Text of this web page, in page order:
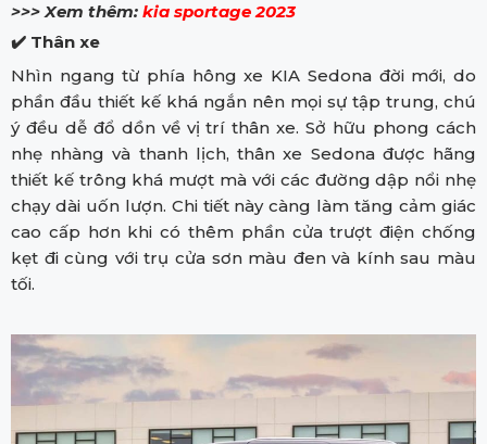
>>> Xem thêm: kia sportage 2023
✔️ Thân xe
Nhìn ngang từ phía hông xe KIA Sedona đời mới, do
phần đầu thiết kế khá ngắn nên mọi sự tập trung, chú
ý đều dễ đổ dồn về vị trí thân xe. Sở hữu phong cách
nhẹ nhàng và thanh lịch, thân xe Sedona được hãng
thiết kế trông khá mượt mà với các đường dập nổi nhẹ
chạy dài uốn lượn. Chi tiết này càng làm tăng cảm giác
cao cấp hơn khi có thêm phần cửa trượt điện chống
kẹt đi cùng với trụ cửa sơn màu đen và kính sau màu
tối.